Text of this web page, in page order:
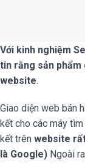
Với kinh nghiệm
tin rằng sản phẩm
website.
Giao diện web bán
kết cho các máy
kết trên website
là Google) Ngoài